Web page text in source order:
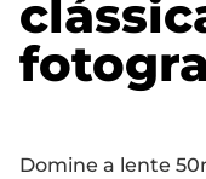
Domine a lente